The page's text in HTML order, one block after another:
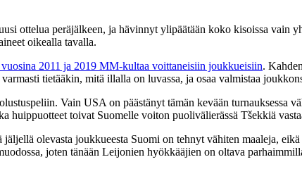
ottelua peräjälkeen, ja hävinnyt ylipäätään koko kisoissa vain
oikealla tavalla.
2011 ja 2019 MM-kultaa voittaneisiin joukkueisiin.
varmasti tietääkin, mitä illalla on luvassa, ja osaa valmistaa
Vain USA on päästänyt tämän kevään turnauksessa
huippuotteet toivat Suomelle voiton puolivälierässä Tšekkiä
olevasta joukkueesta Suomi on tehnyt vähiten maaleja,
joten tänään Leijonien hyökkääjien on oltava